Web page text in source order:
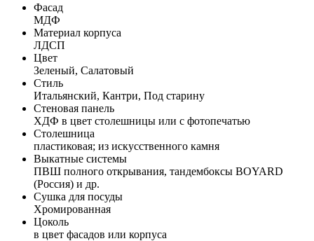
Фасад
МДФ
Материал корпуса
ЛДСП
Цвет
Зеленый, Салатовый
Стиль
Итальянский, Кантри, Под старину
Стеновая панель
ХДФ в цвет столешницы или с фотопечатью
Столешница
пластиковая; из искусственного камня
Выкатные системы
ПВШ полного открывания, тандембоксы BOYARD
(Россия) и др.
Сушка для посуды
Хромированная
Цоколь
в цвет фасадов или корпуса